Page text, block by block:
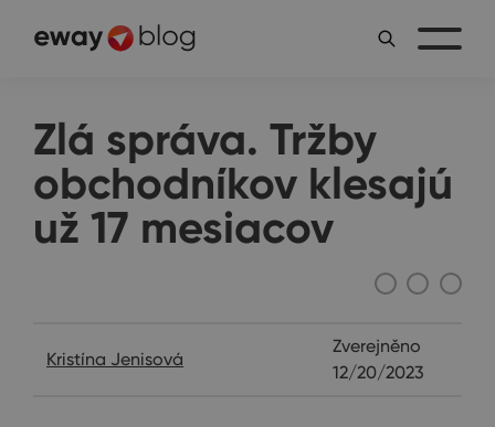
Zlá správa. Tržby
obchodníkov klesajú
už 17 mesiacov
Kristína Jenisová
Zverejněno
12/20/2023